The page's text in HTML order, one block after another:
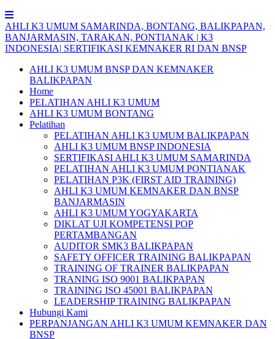
AHLI K3 UMUM SAMARINDA, BONTANG, BALIKPAPAN,
BANJARMASIN, TARAKAN, PONTIANAK | K3
INDONESIA| SERTIFIKASI KEMNAKER RI DAN BNSP
AHLI K3 UMUM BNSP DAN KEMNAKER
BALIKPAPAN
Home
PELATIHAN AHLI K3 UMUM
AHLI K3 UMUM BONTANG
Pelatihan
PELATIHAN AHLI K3 UMUM BALIKPAPAN
AHLI K3 UMUM BNSP INDONESIA
SERTIFIKASI AHLI K3 UMUM SAMARINDA
PELATIHAN AHLI K3 UMUM PONTIANAK
PELATIHAN P3K (FIRST AID TRAINING)
AHLI K3 UMUM KEMNAKER DAN BNSP
BANJARMASIN
AHLI K3 UMUM YOGYAKARTA
DIKLAT UJI KOMPETENSI POP
PERTAMBANGAN
AUDITOR SMK3 BALIKPAPAN
SAFETY OFFICER TRAINING BALIKPAPAN
TRAINING OF TRAINER BALIKPAPAN
TRANING ISO 9001 BALIKPAPAN
TRAINING ISO 45001 BALIKPAPAN
LEADERSHIP TRAINING BALIKPAPAN
Hubungi Kami
PERPANJANGAN AHLI K3 UMUM KEMNAKER DAN
BNSP